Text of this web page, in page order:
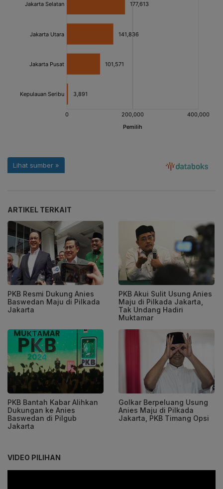
ARTIKEL TERKAIT
PKB Resmi Dukung Anies
Baswedan Maju di Pilkada
Jakarta
PKB Akui Sulit Usung Anies
Maju di Pilkada Jakarta,
Tak Undang Hadiri
Muktamar
PKB Bantah Kabar Alihkan
Dukungan ke Anies
Baswedan di Pilgub
Jakarta
Golkar Berpeluang Usung
Anies Maju di Pilkada
Jakarta, PKB Timang Opsi
VIDEO PILIHAN